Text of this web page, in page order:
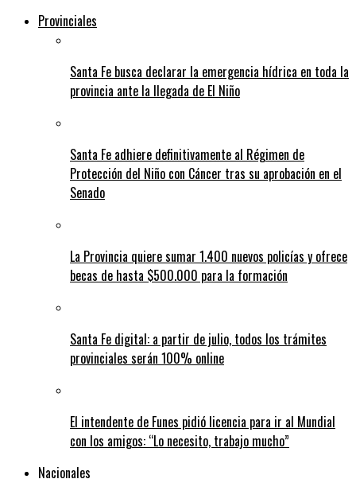
Provinciales
Santa Fe busca declarar la emergencia hídrica en toda la
provincia ante la llegada de El Niño
Santa Fe adhiere definitivamente al Régimen de
Protección del Niño con Cáncer tras su aprobación en el
Senado
La Provincia quiere sumar 1.400 nuevos policías y ofrece
becas de hasta $500.000 para la formación
Santa Fe digital: a partir de julio, todos los trámites
provinciales serán 100% online
El intendente de Funes pidió licencia para ir al Mundial
con los amigos: “Lo necesito, trabajo mucho”
Nacionales